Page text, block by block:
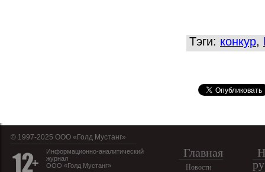
Тэги: конкур,
© 1997-2025 OOO «Голд Мустанг»
Информационно-аналитический
журнал
ООО «Голд Мустанг»
Главная
Новости